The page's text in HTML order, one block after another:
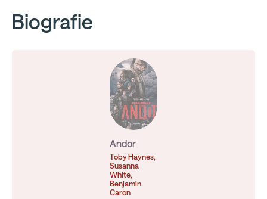
Biografie
Andor
Toby Haynes,
Susanna
White,
Benjamin
Caron